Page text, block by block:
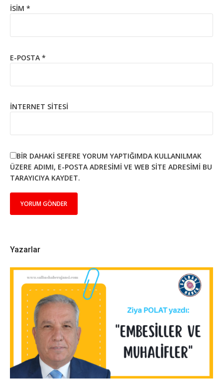
İSIM *
E-POSTA *
İNTERNET SITESI
BIR DAHAKI SEFERE YORUM YAPTIĞIMDA KULLANILMAK
ÜZERE ADIMI, E-POSTA ADRESIMI VE WEB SITE ADRESIMI BU
TARAYICIYA KAYDET.
Yazarlar